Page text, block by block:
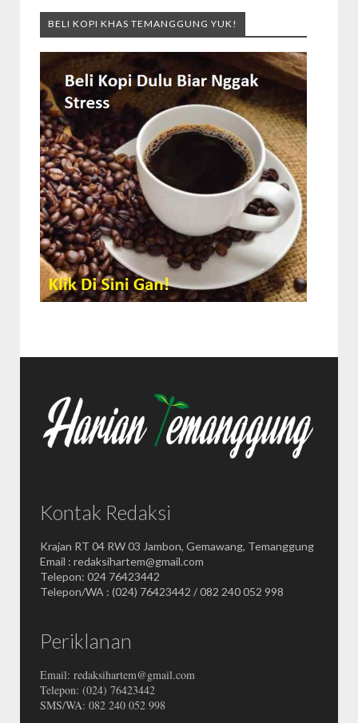
BELI KOPI KHAS TEMANGGUNG YUK!
Kontak Redaksi
Krajan RT 04 RW 03 Jambon, Gemawang, Temanggung
Email : redaksihartem@gmail.com
Telepon: 024 76423442
Telepon/WA : (024) 76423442 / 082 240 052 998
Periklanan
Email: redaksihartem@gmail.com
Telepon: (024) 76423442
SMS/WA: 082 240 052 998